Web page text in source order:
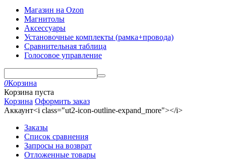
Магазин на Ozon
Магнитолы
Аксессуары
Установочные комплекты (рамка+провода)
Сравнительная таблица
Голосовое управление
0Корзина
Корзина пуста
Корзина Оформить заказ
Аккаунт<i class="ut2-icon-outline-expand_more"></i>
Заказы
Список сравнения
Запросы на возврат
Отложенные товары